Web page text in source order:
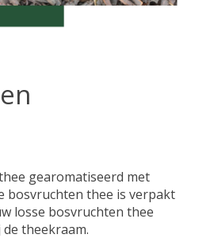
gearomatiseerd met
bosvruchten thee is verpakt
losse bosvruchten thee
theekraam.